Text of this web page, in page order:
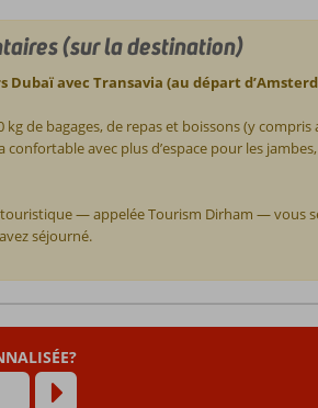
(sur la destination)
Dubaï avec Transavia (au départ
kg de bagages, de repas et boissons (y
avec plus d’espace pour les
— appelée Tourism Dirham —
séjourné.